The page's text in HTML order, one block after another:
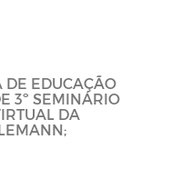
DE EDUCAÇÃO
3º SEMINÁRIO
DA